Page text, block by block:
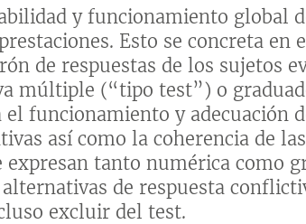
y funcionamiento global
Esto se concreta en
de respuestas de los sujetos
múltiple (“tipo test”) o
funcionamiento y adecuación
así como la coherencia de
expresan tanto numérica como
de respuesta
excluir del test.